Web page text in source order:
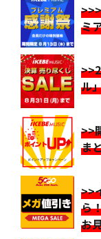
ミ
ル
>>
ま
>>
ら
お